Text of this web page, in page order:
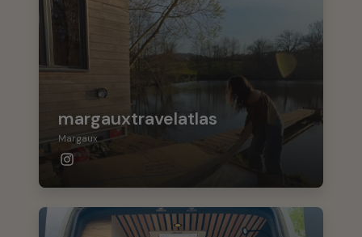
margauxtravelatlas
Margaux